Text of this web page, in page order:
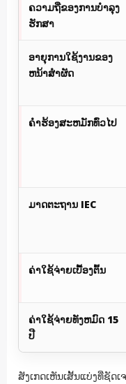
ຄວາມຖີ່ຂອງການບໍາລຸງ
ຮັກສາ
ອາຍຸການໃຊ້ງານຂອງ
ຫນ້າສໍາຜັດ
ຄໍາຮ້ອງສະຫມັກທົ່ວໄປ
ມາດຕະຖານ IEC
ຄ່າໃຊ້ຈ່າຍເບື້ອງຕົ້ນ
ຄ່າໃຊ້ຈ່າຍທັງຫມົດ 15
ປີ
ສັງເກດເຫັນເສັ້ນແບ່ງທີ່ຊັດ